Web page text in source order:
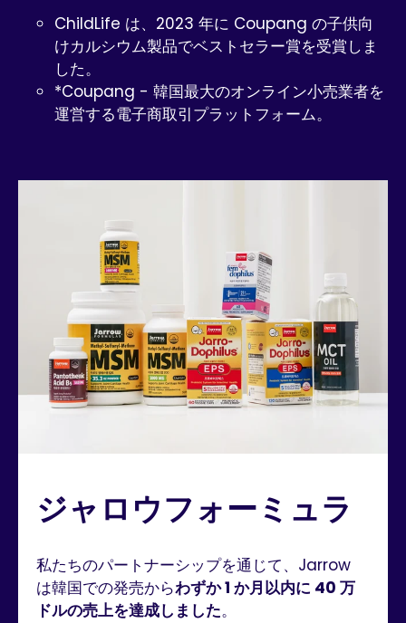
ChildLife は、2023 年に Coupang の子供向
けカルシウム製品でベストセラー賞を受賞しま
した。
*Coupang - 韓国最大のオンライン小売業者を
運営する電子商取引プラットフォーム。
ジャロウフォーミュラ
私たちのパートナーシップを通じて、Jarrow
は韓国での発売からわずか 1 か月以内に 40 万
ドルの売上を達成しました。